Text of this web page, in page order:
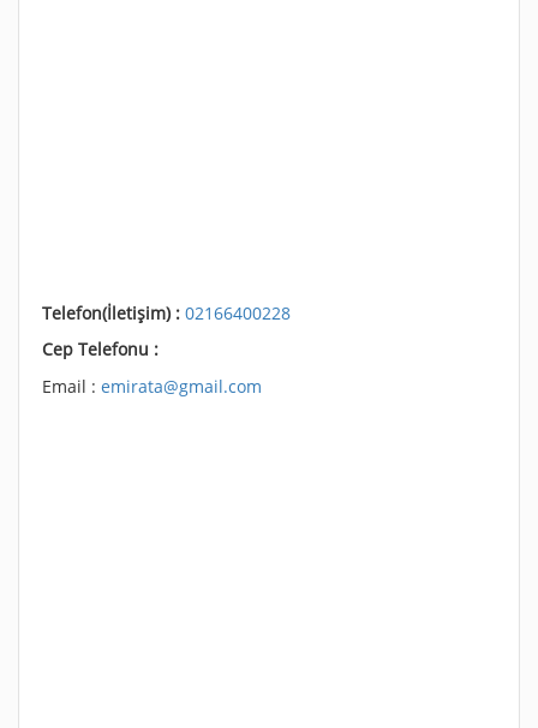
Telefon(İletişim) : 02166400228
Cep Telefonu :
Email : emirata@gmail.com